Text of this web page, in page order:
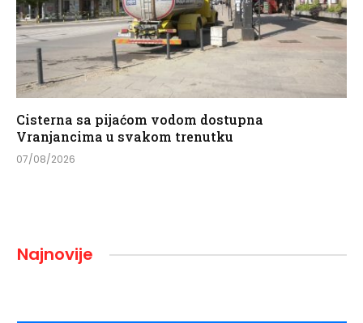
Cisterna sa pijaćom vodom dostupna
Vranjancima u svakom trenutku
07/08/2026
Najnovije